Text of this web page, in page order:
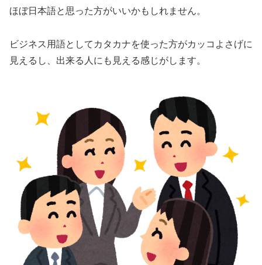
ほぼ日本語と思った方がいいかもしれません。
ビジネス用語としてカタカナを使った方がカッコよさげに
見えるし、出来る人にも見える感じがします。